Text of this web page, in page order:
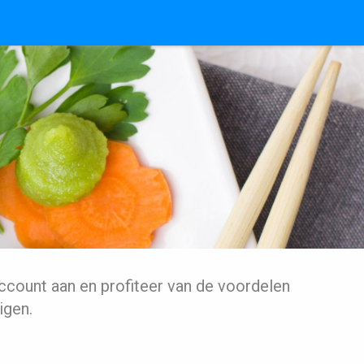
aan en profiteer van de voordelen